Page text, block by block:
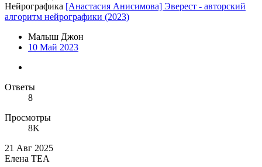
Нейрографика [Анастасия Анисимова] Эверест - авторский
алгоритм нейрографики (2023)
Малыш Джон
10 Май 2023
Ответы
8
Просмотры
8K
21 Авг 2025
Елена TEA